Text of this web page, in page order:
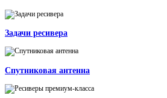
Задачи ресивера
Спутниковая антенна